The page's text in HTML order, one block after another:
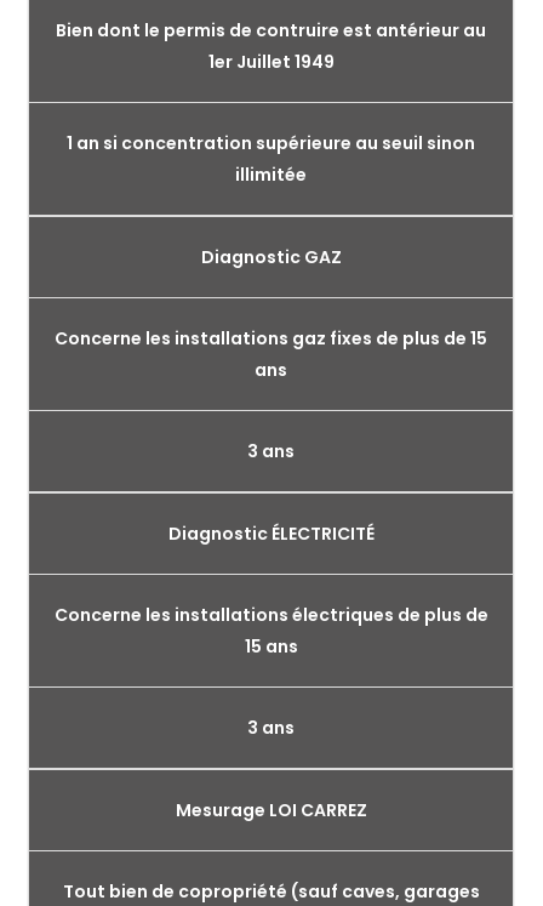
Bien dont le permis de contruire est antérieur au
1er Juillet 1949
1 an si concentration supérieure au seuil sinon
illimitée
Diagnostic GAZ
Concerne les installations gaz fixes de plus de 15
ans
3 ans
Diagnostic ÉLECTRICITÉ
Concerne les installations électriques de plus de
15 ans
3 ans
Mesurage LOI CARREZ
Tout bien de copropriété (sauf caves, garages